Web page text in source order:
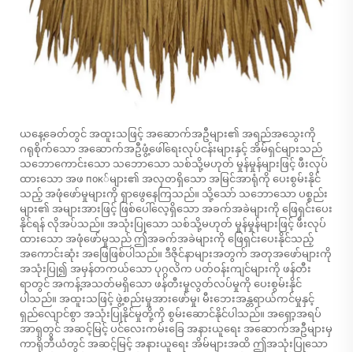
ယနေ့ခေတ်တွင် အထူးသဖြင့် အဆောက်အဦများ၏ အရည်အသွေးကို
ဂရုစိုက်သော အဆောက်အဦဖွံ့ဖေါ်ရေးလုပ်ငန်းများနှင့် အိမ်ရှင်များသည်
သဘောကောင်းသော သဘောသော သစ်သို့မဟုတ် မှုန်မှုန်များဖြင့် ဖီးလုပ်
ထားသော အဖ пок်များ၏ အလှတရှိသော အမြင်အာရုံကို ပေးစွမ်းနိုင်
သည့် အဖုံဖော်မှုများကို ရှာဖွေနေကြသည်။ သို့သော် သဘောသော ပစ္စည်း
များ၏ အများအားဖြင့် ဖြစ်ပေါ်လေ့ရှိသော အခက်အခဲများကို ဖြေရှင်းပေး
နိုင်ရန် လိုအပ်သည်။ အသုံးပြုသော သစ်သို့မဟုတ် မှုန်မှုန်များဖြင့် ဖီးလုပ်
ထားသော အဖုံဖော်မှုသည် ဤအခက်အခဲများကို ဖြေရှင်းပေးနိုင်သည့်
အကောင်းဆုံး အဖြေဖြစ်ပါသည်။ ဒီဇိုင်နာများအတွက် အတုအဖော်များကို
အသုံးပြု၍ အမှန်တကယ်သော ပုဂ္ဂလိက ပတ်ဝန်းကျင်များကို ဖန်တီး
ရာတွင် အကန့်အသတ်မရှိသော ဖန်တီးမှုလွတ်လပ်မှုကို ပေးစွမ်းနိုင်
ပါသည်။ အထူးသဖြင့် ဖွဲ့စည်းမှုအားဖော်မှု၊ မီးဘေးအန္တရာယ်ကင်မှုနှင့်
ရှည်လျောင်စွာ အသုံးပြုနိုင်မှုတို့ကို စွမ်းဆောင်နိုင်ပါသည်။ အရှော့အရပ်
အာရှတွင် အဆင့်မြင့် ပင်လေးကမ်းခြေ အနားယူရေး အဆောက်အဦများမှ
ကာရိုဘီယံတွင် အဆင့်မြင့် အနားယူရေး အိမ်များအထိ ဤအသုံးပြုသော